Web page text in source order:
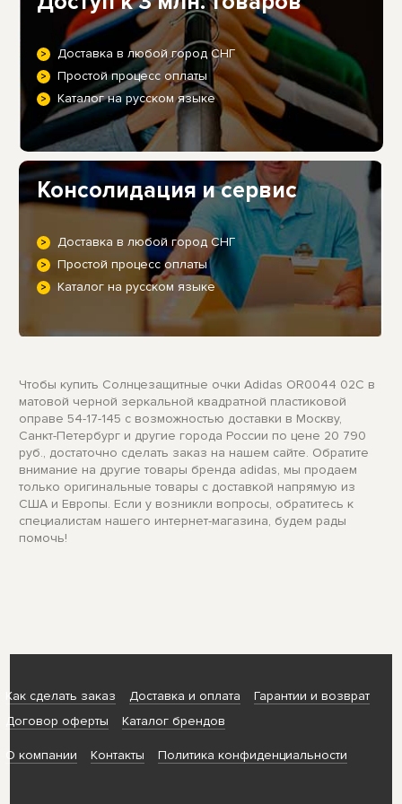
Доставка в любой город СНГ
Простой процесс оплаты
Каталог на русском языке
Консолидация и сервис
Доставка в любой город СНГ
Простой процесс оплаты
Каталог на русском языке
Чтобы купить Солнцезащитные очки Adidas OR0044 02C в
матовой черной зеркальной квадратной пластиковой
оправе 54-17-145 с возможностью доставки в Москву,
Санкт-Петербург и другие города России по цене 20 790
руб., достаточно сделать заказ на нашем сайте. Обратите
внимание на другие товары бренда adidas, мы продаем
только оригинальные товары с доставкой напрямую из
США и Европы. Если у возникли вопросы, обратитесь к
специалистам нашего интернет-магазина, будем рады
помочь!
Как сделать заказ Доставка и оплата
Гарантии и возврат
Договор оферты
Каталог брендов
О компании Контакты Политика конфиденциальности